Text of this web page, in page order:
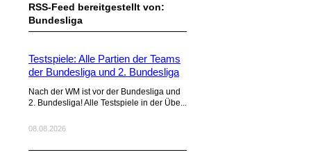
RSS-Feed bereitgestellt von:
Bundesliga
Testspiele: Alle Partien der Teams
der Bundesliga und 2. Bundesliga
Nach der WM ist vor der Bundesliga und
2. Bundesliga! Alle Testspiele in der Übe...
08.08.2026